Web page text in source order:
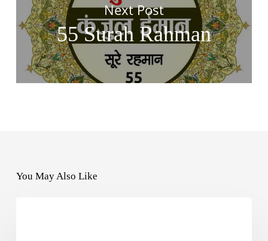
Next Post
55 Surah Rahman
You May Also Like